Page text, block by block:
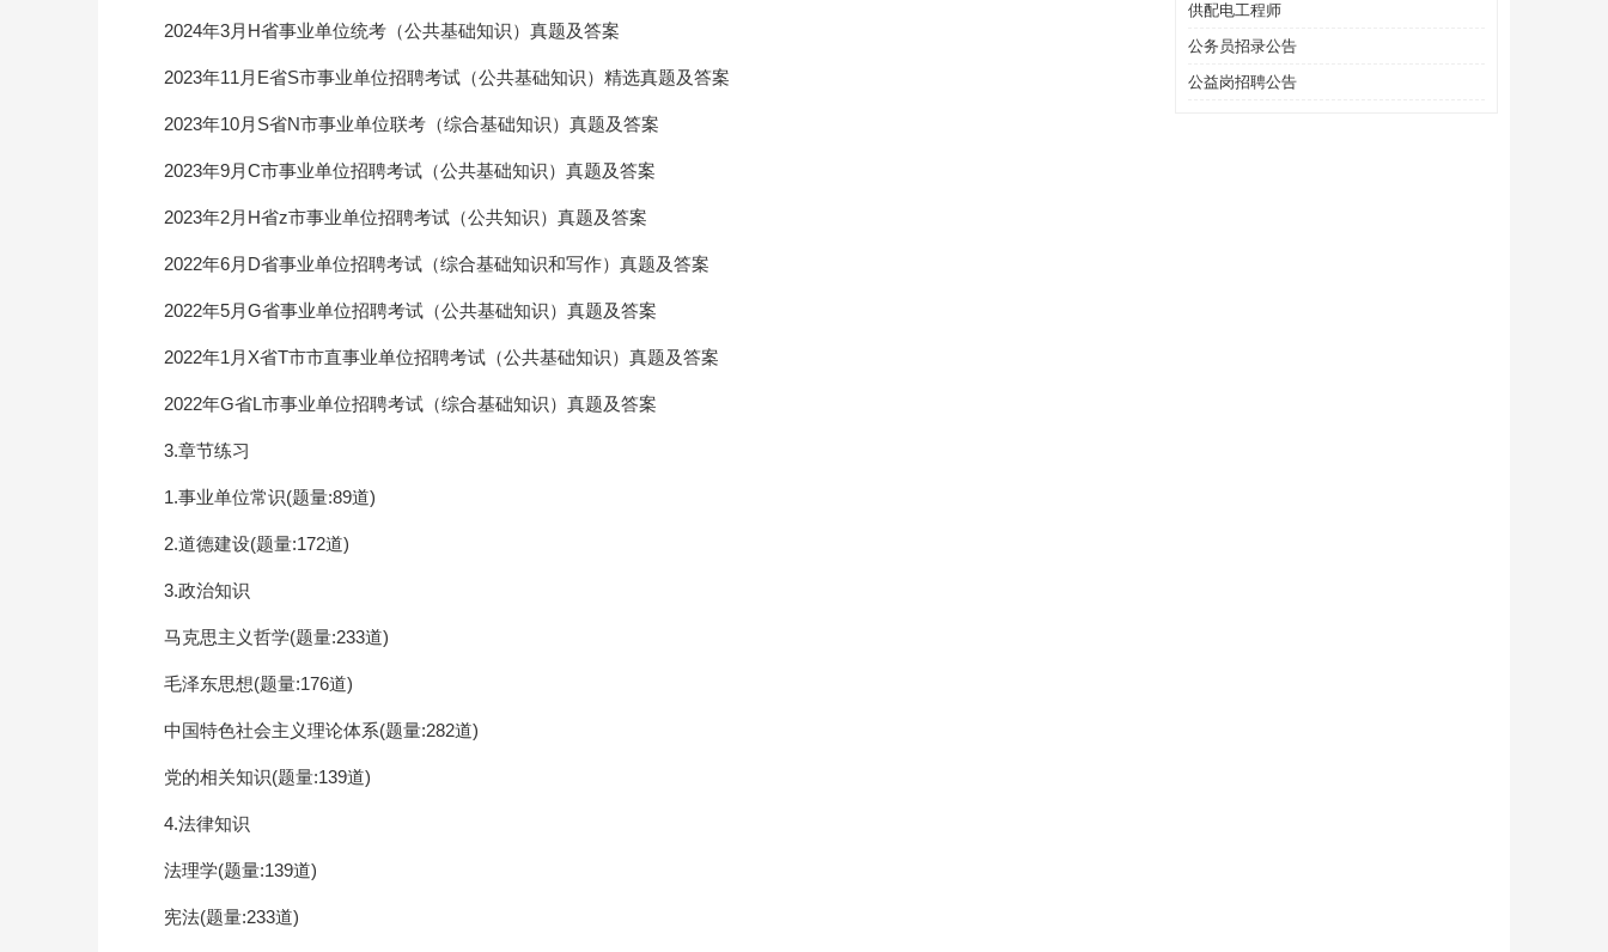
2024年3月H省事业单位统考（公共基础知识）真题及答案
2023年11月E省S市事业单位招聘考试（公共基础知识）精选真题及答案
2023年10月S省N市事业单位联考（综合基础知识）真题及答案
2023年9月C市事业单位招聘考试（公共基础知识）真题及答案
2023年2月H省z市事业单位招聘考试（公共知识）真题及答案
2022年6月D省事业单位招聘考试（综合基础知识和写作）真题及答案
2022年5月G省事业单位招聘考试（公共基础知识）真题及答案
2022年1月X省T市市直事业单位招聘考试（公共基础知识）真题及答案
2022年G省L市事业单位招聘考试（综合基础知识）真题及答案
3.章节练习
1.事业单位常识(题量:89道)
2.道德建设(题量:172道)
3.政治知识
马克思主义哲学(题量:233道)
毛泽东思想(题量:176道)
中国特色社会主义理论体系(题量:282道)
党的相关知识(题量:139道)
4.法律知识
法理学(题量:139道)
宪法(题量:233道)
供配电工程师
公务员招录公告
公益岗招聘公告